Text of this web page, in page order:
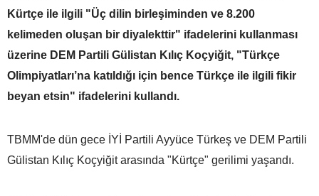
Kürtçe ile ilgili "Üç dilin birleşiminden ve 8.200
kelimeden oluşan bir diyalekttir" ifadelerini kullanması
üzerine DEM Partili Gülistan Kılıç Koçyiğit, "Türkçe
Olimpiyatları’na katıldığı için bence Türkçe ile ilgili fikir
beyan etsin" ifadelerini kullandı.
TBMM'de dün gece İYİ Partili Ayyüce Türkeş ve DEM Partili
Gülistan Kılıç Koçyiğit arasında "Kürtçe" gerilimi yaşandı.